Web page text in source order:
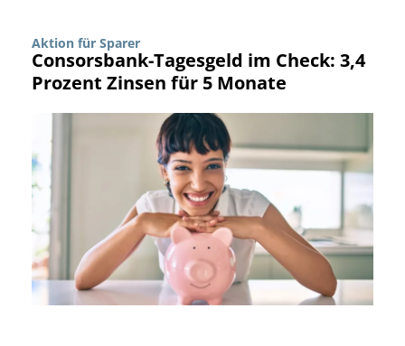
Aktion für Sparer
Consorsbank-Tagesgeld im Check: 3,4
Prozent Zinsen für 5 Monate